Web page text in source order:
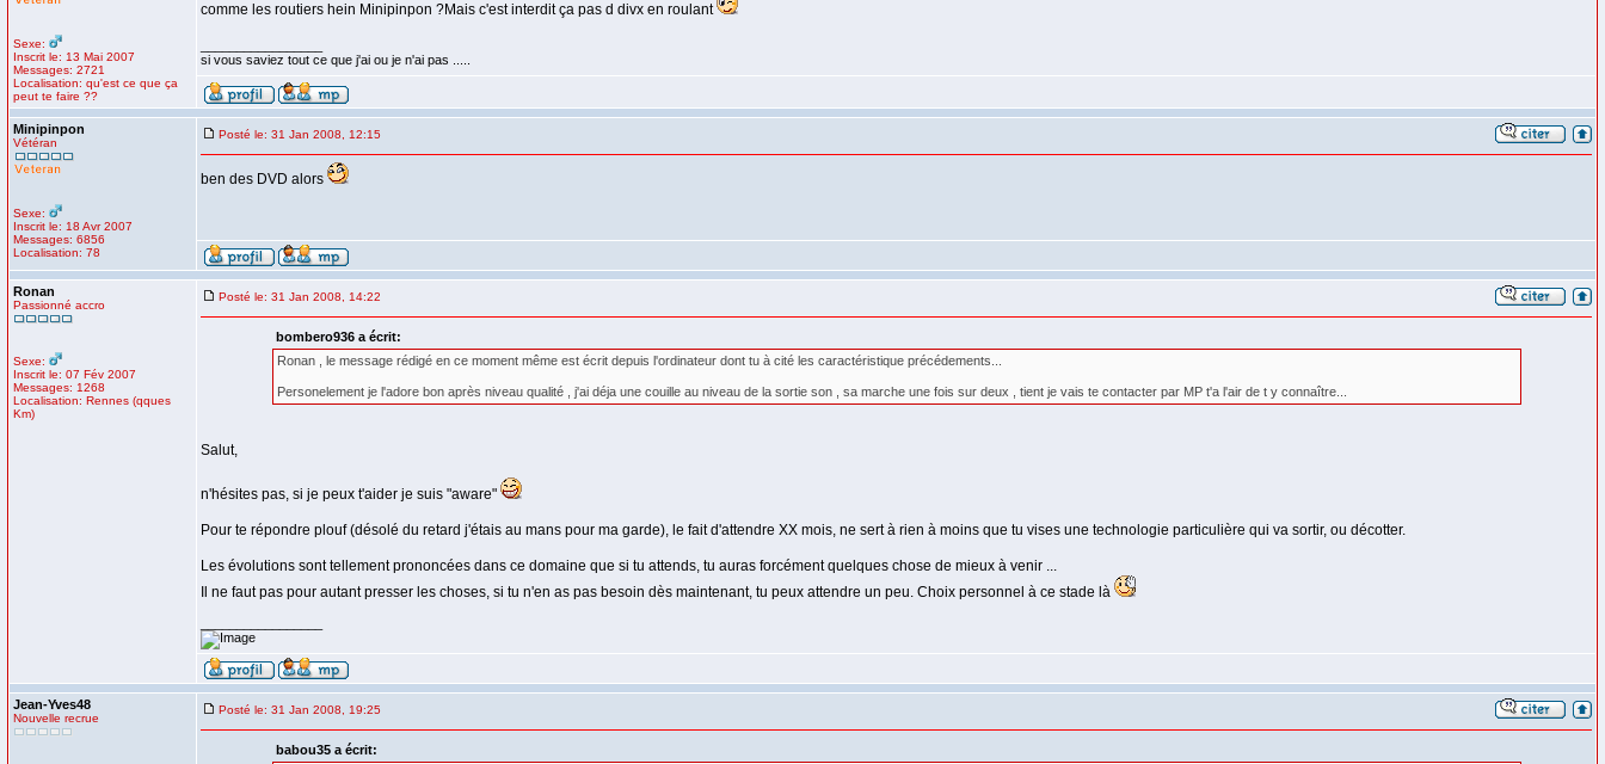
Sexe:
Inscrit le: 13 Mai 2007
Messages: 2721
Localisation: qu'est ce que ça
peut te faire ??
comme les routiers hein Minipinpon ?Mais c'est interdit ça pas d divx en roulant
si vous saviez tout ce que j'ai ou je n'ai pas .....
Minipinpon
Vétéran
Sexe:
Inscrit le: 18 Avr 2007
Messages: 6856
Localisation: 78
Posté le: 31 Jan 2008, 12:15
ben des DVD alors
Ronan
Passionné accro
Sexe:
Inscrit le: 07 Fév 2007
Messages: 1268
Localisation: Rennes (qques
Km)
Posté le: 31 Jan 2008, 14:22
bombero936 a écrit:
Ronan , le message rédigé en ce moment même est écrit depuis l'ordinateur dont tu à cité les caractéristique précédements...
Personelement je l'adore bon après niveau qualité , j'ai déja une couille au niveau de la sortie son , sa marche une fois sur deux , tient je vais te contacter par MP t'a l'air de t y connaître...
Salut,
n'hésites pas, si je peux t'aider je suis "aware"
Pour te répondre plouf (désolé du retard j'étais au mans pour ma garde), le fait d'attendre XX mois, ne sert à rien à moins que tu vises une technologie particulière qui va sortir, ou décotter.
Les évolutions sont tellement prononcées dans ce domaine que si tu attends, tu auras forcément quelques chose de mieux à venir ...
Il ne faut pas pour autant presser les choses, si tu n'en as pas besoin dès maintenant, tu peux attendre un peu. Choix personnel à ce stade là
Jean-Yves48
Nouvelle recrue
Posté le: 31 Jan 2008, 19:25
babou35 a écrit: